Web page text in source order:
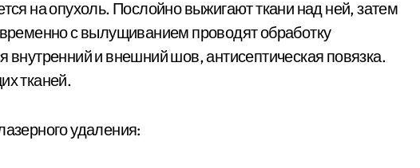
на опухоль. Послойно выжигают ткани над ней, затем
с вылущиванием проводят обработку
внутренний и внешний шов, антисептическая повязка.
тканей.
удаления: